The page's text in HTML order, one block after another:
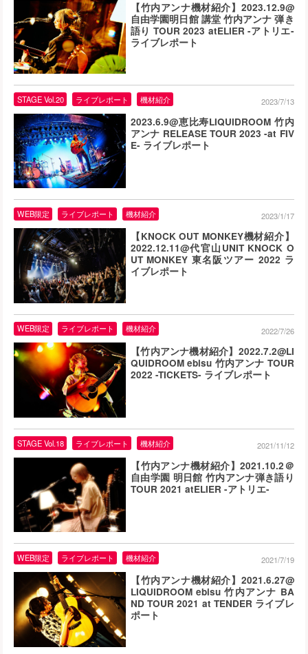
【竹内アンナ機材紹介】2023.12.9@
自由学園明日館 講堂 竹内アンナ 弾き
語り TOUR 2023 atELIER -アトリエ-
ライブレポート
2023.6.9@恵比寿LIQUIDROOM 竹内
アンナ RELEASE TOUR 2023 -at FIV
E- ライブレポート
STAGE Vol.20 ライブレポート 機材紹介 2023/7/13
【KNOCK OUT MONKEY機材紹介】
2022.12.11@代官山UNIT KNOCK O
UT MONKEY 東名阪ツアー 2022 ラ
イブレポート
WEB限定 ライブレポート 機材紹介 2023/1/17
【竹内アンナ機材紹介】2022.7.2@LI
QUIDROOM ebisu 竹内アンナ TOUR
2022 -TICKETS- ライブレポート
WEB限定 ライブレポート 機材紹介 2022/7/26
【竹内アンナ機材紹介】2021.10.2＠
自由学園 明日館 竹内アンナ弾き語り
TOUR 2021 atELIER -アトリエ-
STAGE Vol.18 ライブレポート 機材紹介 2021/11/12
【竹内アンナ機材紹介】2021.6.27@
LIQUIDROOM ebisu 竹内アンナ BA
ND TOUR 2021 at TENDER ライブレ
ポート
WEB限定 ライブレポート 機材紹介 2021/7/19